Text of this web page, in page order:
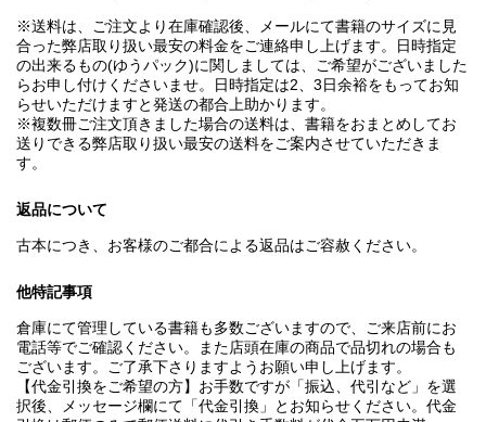
※送料は、ご注文より在庫確認後、メールにて書籍のサイズに見
合った弊店取り扱い最安の料金をご連絡申し上げます。日時指定
の出来るもの(ゆうパック)に関しましては、ご希望がございました
らお申し付けくださいませ。日時指定は2、3日余裕をもってお知
らせいただけますと発送の都合上助かります。
※複数冊ご注文頂きました場合の送料は、書籍をおまとめしてお
送りできる弊店取り扱い最安の送料をご案内させていただきま
す。
返品について
古本につき、お客様のご都合による返品はご容赦ください。
他特記事項
倉庫にて管理している書籍も多数ございますので、ご来店前にお
電話等でご確認ください。また店頭在庫の商品で品切れの場合も
ございます。ご了承下さりますようお願い申し上げます。
【代金引換をご希望の方】お手数ですが「振込、代引など」を選
択後、メッセージ欄にて「代金引換」とお知らせください。代金